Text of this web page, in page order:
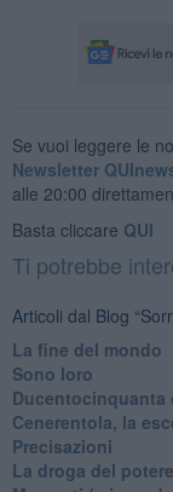
Se vuoi leggere le
Newsletter
alle 20:00
Basta cliccare QUI
Ti potrebbe
Articoli dal Blog
La fine del mondo
Sono loro
Ducentocinquanta
Cenerentola, la
Precisazioni
La droga del potere